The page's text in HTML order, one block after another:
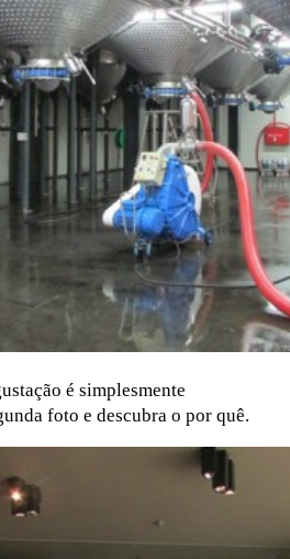
é simplesmente
foto e descubra o por quê.